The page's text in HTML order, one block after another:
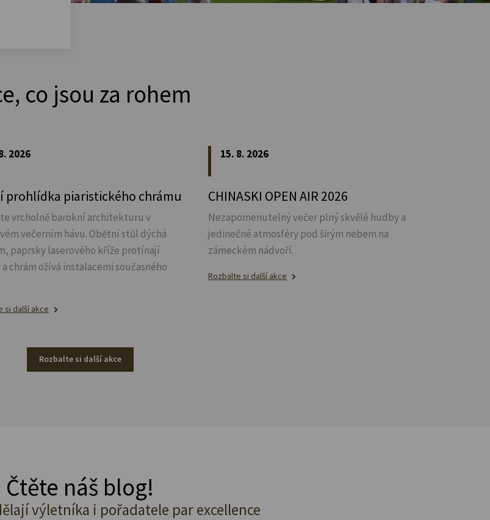
co jsou za rohem
2026
prohlídka piaristického chrámu
vrcholně barokní architekturu v
večerním hávu. Obětní stůl dýchá
paprsky laserového kříže protínají
chrám ožívá instalacemi současného
si další akce
15. 8. 2026
CHINASKI OPEN AIR 2026
Nezapomenutelný večer plný skvělé hudby a
jedinečné atmosféry pod širým nebem na
zámeckém nádvoří.
Rozbalte si další akce
Rozbalte si další akce
Čtěte náš blog!
výletníka i pořadatele par excellence